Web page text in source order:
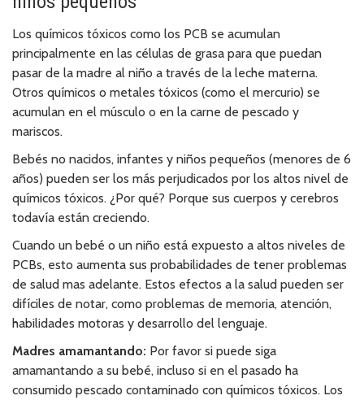
Los químicos tóxicos como los PCB se acumulan
principalmente en las células de grasa para que puedan
pasar de la madre al niño a través de la leche materna.
Otros químicos o metales tóxicos (como el mercurio) se
acumulan en el músculo o en la carne de pescado y
mariscos.
Bebés no nacidos, infantes y niños pequeños (menores de 6
años) pueden ser los más perjudicados por los altos nivel de
químicos tóxicos. ¿Por qué? Porque sus cuerpos y cerebros
todavía están creciendo.
Cuando un bebé o un niño está expuesto a altos niveles de
PCBs, esto aumenta sus probabilidades de tener problemas
de salud mas adelante. Estos efectos a la salud pueden ser
difíciles de notar, como problemas de memoria, atención,
habilidades motoras y desarrollo del lenguaje.
Madres amamantando: Por favor si puede siga
amamantando a su bebé, incluso si en el pasado ha
consumido pescado contaminado con químicos tóxicos. Los